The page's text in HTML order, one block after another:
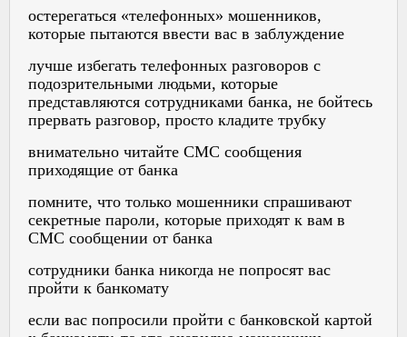
остерегаться «телефонных» мошенников,
которые пытаются ввести вас в заблуждение
лучше избегать телефонных разговоров с
подозрительными людьми, которые
представляются сотрудниками банка, не бойтесь
прервать разговор, просто кладите трубку
внимательно читайте СМС сообщения
приходящие от банка
помните, что только мошенники спрашивают
секретные пароли, которые приходят к вам в
СМС сообщении от банка
сотрудники банка никогда не попросят вас
пройти к банкомату
если вас попросили пройти с банковской картой